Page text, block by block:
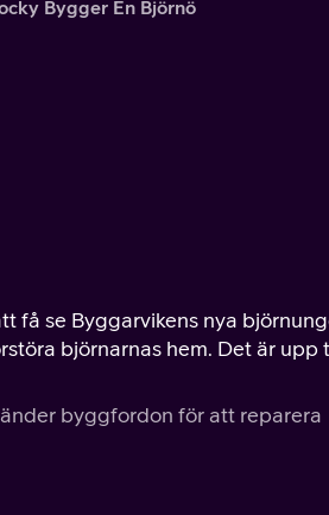
Bygger En Björnö
få se Byggarvikens nya
björnarnas hem. Det är upp
byggfordon för att reparera